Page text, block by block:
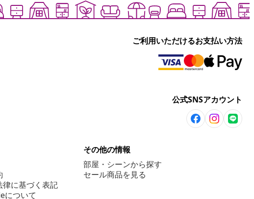
ご利用いただけるお支払い方法
公式SNSアカウント
に基づく表記
について
その他の情報
部屋・シーンから探す
セール商品を見る